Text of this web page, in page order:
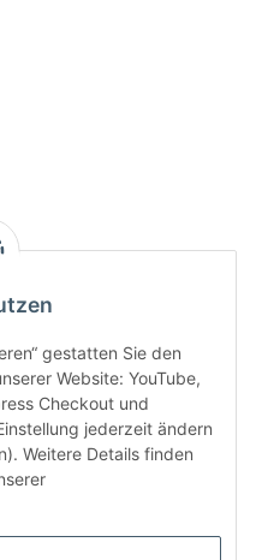
regelmäßig und
Produktsortiment per E-Mail zu.
gestatten Sie den
Website: YouTube,
Checkout und
jederzeit ändern
Weitere Details finden